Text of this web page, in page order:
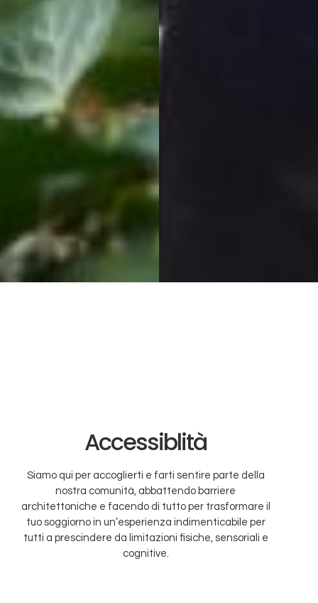
Accessiblità
Siamo qui per accoglierti e farti sentire parte della
nostra comunità, abbattendo barriere
architettoniche e facendo di tutto per trasformare il
tuo soggiorno in un’esperienza indimenticabile per
tutti a prescindere da limitazioni fisiche, sensoriali e
cognitive.